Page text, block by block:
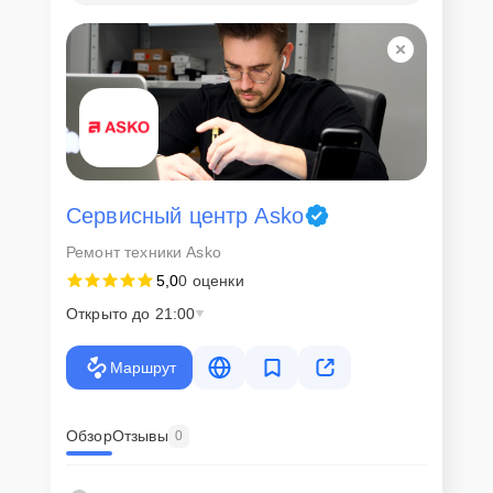
Для всех клиентов действуют демократичные и фиксированные
цены. Конечная стоимость работ обсуждается с клиентом и не в
коем случае не может измениться в процессе работ. Сервис не
навязывает клиентам дополнительные услуги и не
предусматривает скрытые платежи. Рассчитать предварительную
стоимость ремонта можно с помощью нашего
Калькулятора
Скорость диагностики и
ремонта
Наша компания ценит время клиентов и понимает важность
оперативного решения любых вопросов. В среднем, ремонт
занимает не более трех часов, поэтому в большинстве случаев
клиент сможет забрать свой гаджет в этот же день. При
необходимости предоставляется услуга экспресс-ремонта.
клиентом. Стоимость ремонта фиксируется и не может быть
изменена в процессе или после завершения работ.
Сервисный центр Asko
Ремонт техники Asko
5,00 оценки
Открыто до 21:00
Маршрут
ОбзорОтзывы 0